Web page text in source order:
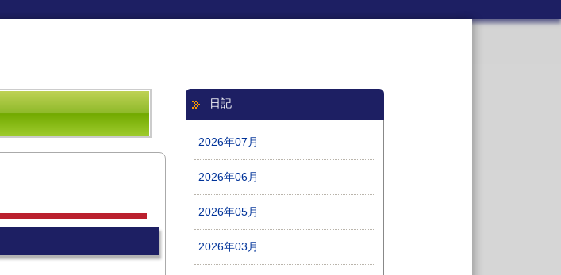
日記
2026年07月
2026年06月
2026年05月
2026年03月